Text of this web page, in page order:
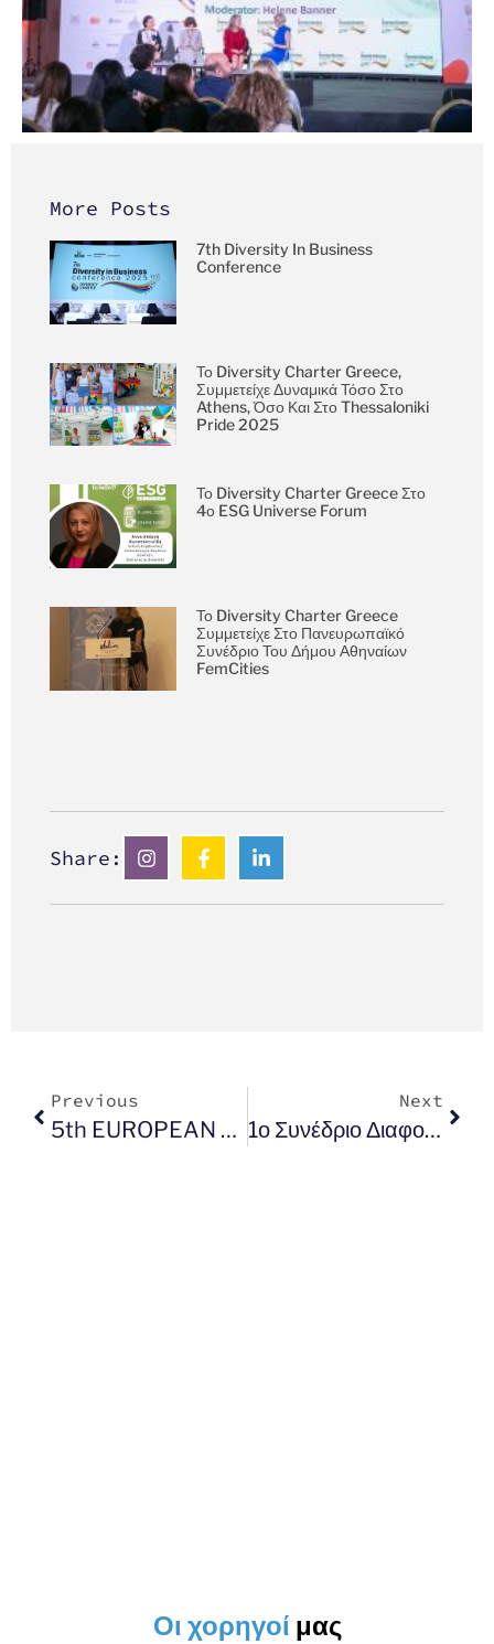
More Posts
7th Diversity In Business
Conference
Το Diversity Charter Greece,
Συμμετείχε Δυναμικά Τόσο Στο
Athens, Όσο Και Στο Thessaloniki
Pride 2025
Το Diversity Charter Greece Στο
4ο ESG Universe Forum
Το Diversity Charter Greece
Συμμετείχε Στο Πανευρωπαϊκό
Συνέδριο Του Δήμου Αθηναίων
FemCities
Share:
Previous
5th EUROPEAN DIVERSITY MONTH
Next
1ο Συνέδριο Διαφορετικότητας Για Την Τοπική Αυτοδιοίκηση
Οι χορηγοί μας